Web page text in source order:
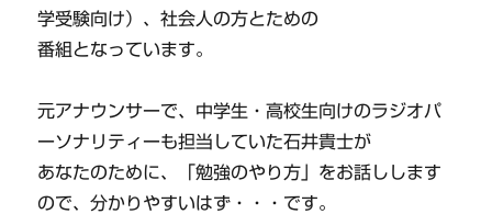
学受験向け）、社会人の方とための
番組となっています。
元アナウンサーで、中学生・高校生向けのラジオパ
ーソナリティーも担当していた石井貴士が
あなたのために、「勉強のやり方」をお話しします
ので、分かりやすいはず・・・です。